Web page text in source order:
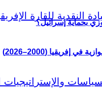
بحماية إسرائيل؟
(2000–2026)